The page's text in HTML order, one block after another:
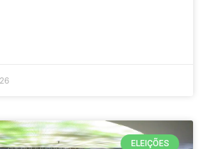
ELEIÇÕES